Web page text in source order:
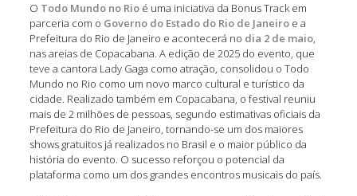
O Todo Mundo no Rioé uma iniciativa da Bonus Track em
parceria com o Governo do Estado do Rio de Janeiroe a
Prefeitura do Rio de Janeiro e acontecerá no dia 2 de maio,
nas areias de Copacabana. A edição de 2025 do evento, que
teve a cantora Lady Gaga como atração, consolidou o Todo
Mundo no Rio como um novo marco cultural e turístico da
cidade. Realizado também em Copacabana, o festival reuniu
mais de 2 milhões de pessoas, segundo estimativas oficiais da
Prefeitura do Rio de Janeiro, tornando-se um dos maiores
shows gratuitos já realizados no Brasil e o maior público da
história do evento. O sucesso reforçou o potencial da
plataforma como um dos grandes encontros musicais do país.